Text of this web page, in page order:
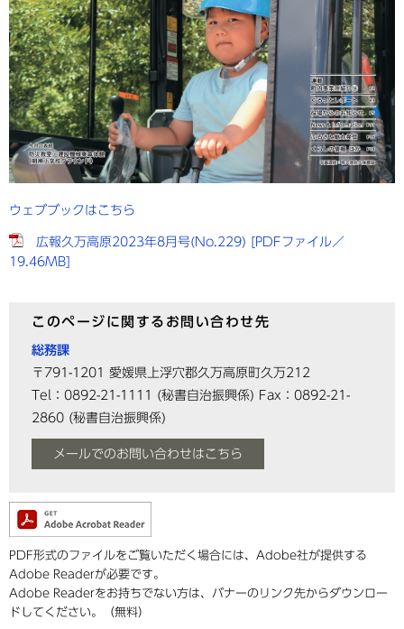
ウェブブックはこちら
広報久万高原2023年8月号(No.229) [PDFファイル／
19.46MB]
このページに関するお問い合わせ先
総務課
〒791-1201
愛媛県上浮穴郡久万高原町久万212
Tel：0892-21-1111
(秘書自治振興係) Fax：0892-21-
2860 (秘書自治振興係)
メールでのお問い合わせはこちら
PDF形式のファイルをご覧いただく場合には、Adobe社が提供する
Adobe Readerが必要です。
Adobe Readerをお持ちでない方は、バナーのリンク先からダウンロー
ドしてください。（無料）